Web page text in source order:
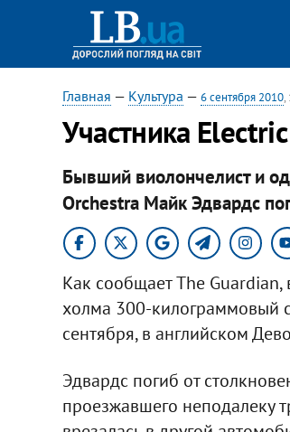
Главная — Культура — 6 сентября 2010,
Участника
Бывший виолончелист и
Orchestra Майк Эдвардс
Как сообщает The Guardian,
холма 300-килограммовый
сентября, в английском
Эдвардс погиб от
проезжавшего неподалеку